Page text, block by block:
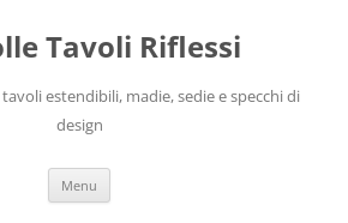
Tavoli Riflessi
estendibili, madie, sedie e specchi di
design
Menu